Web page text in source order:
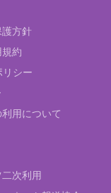
方針
約
リシー
用について
次利用